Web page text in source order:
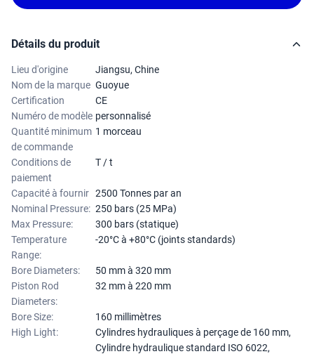
Détails du produit
Lieu d'origine
Jiangsu, Chine
Nom de la marque Guoyue
Certification
CE
Numéro de modèle personnalisé
Quantité minimum
de commande
1 morceau
Conditions de
paiement
T / t
Capacité à fournir 2500 Tonnes par an
Nominal Pressure: 250 bars (25 MPa)
Max Pressure:
300 bars (statique)
Temperature
Range:
-20°C à +80°C (joints standards)
Bore Diameters:
50 mm à 320 mm
Piston Rod
Diameters:
32 mm à 220 mm
Bore Size:
160 millimètres
High Light:
Cylindres hydrauliques à perçage de 160 mm,
Cylindre hydraulique standard ISO 6022,